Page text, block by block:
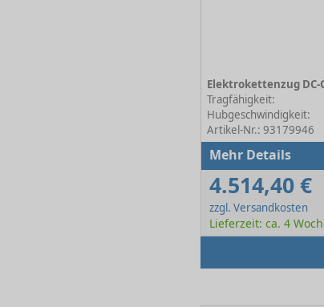
Tragfähigkeit:
Hubgeschwindigkeit:
Artikel-Nr.: 93179946
Mehr Details
4.514,40 €
zzgl. Versandkosten
Lieferzeit: ca. 4